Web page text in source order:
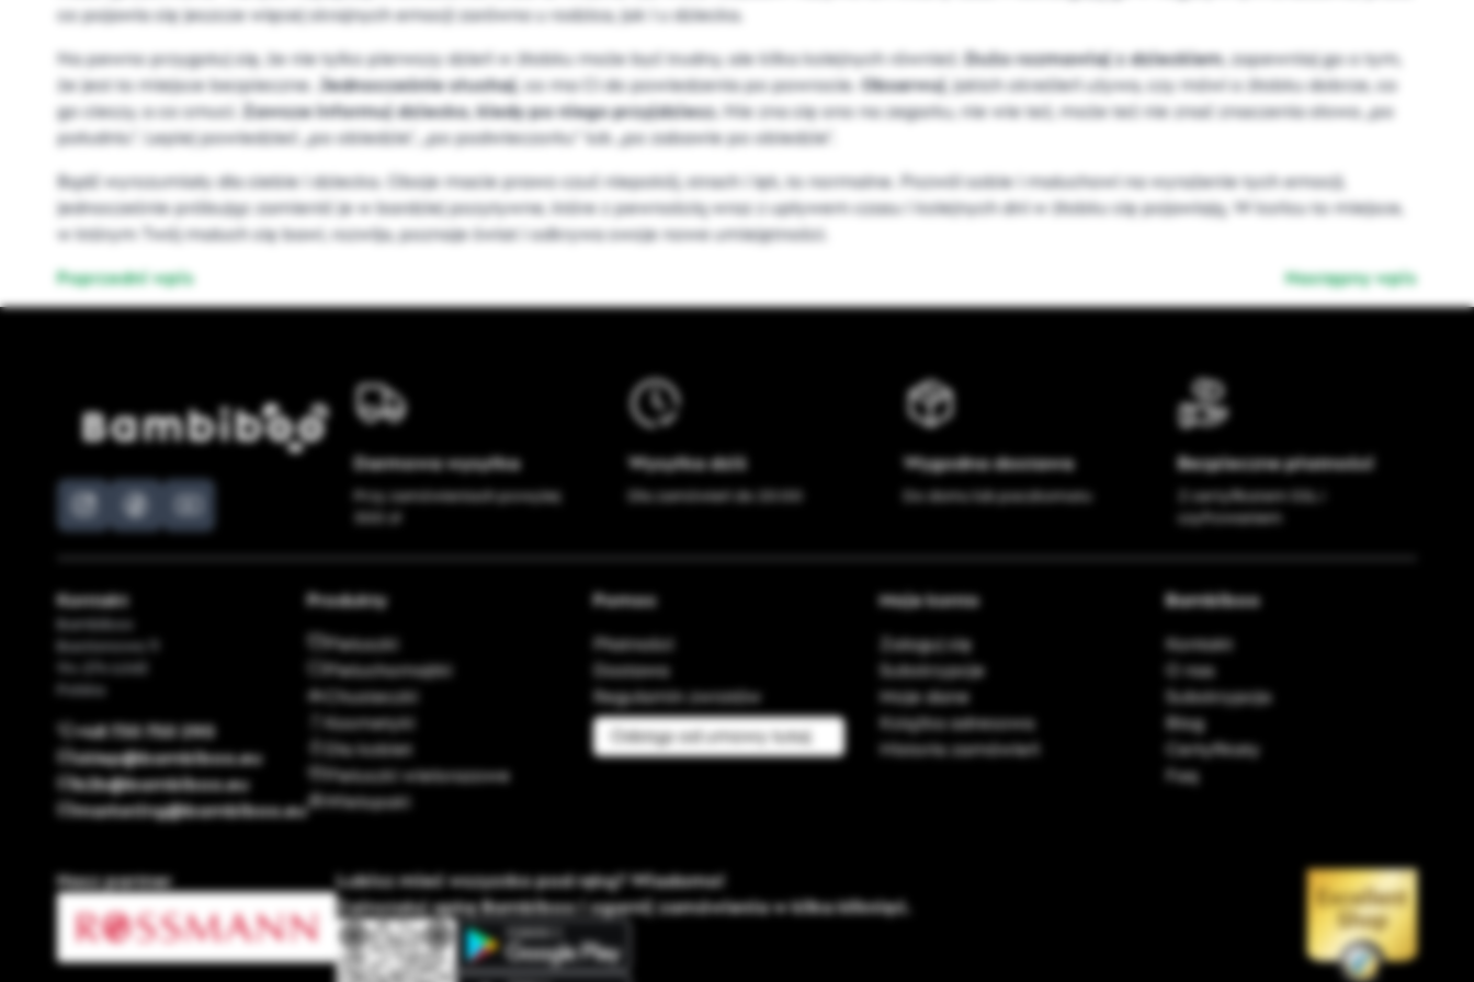
co pojawia się jeszcze więcej skrajnych emocji zarówno u rodzica, jak i u dziecka.
Na pewno przygotuj się, że nie tylko pierwszy dzień w żłobku może być trudny, ale kilka kolejnych również.Dużo rozmawiaj z dzieckiem, zapewniaj go o tym,
że jest to miejsce bezpieczne. Jednocześnie słuchaj, co ma Ci do powiedzenia po powrocie.Obserwuj, jakich określeń używa, czy mówi o żłobku dobrze, co
go cieszy, a co smuci. Zawsze informuj dziecko, kiedy po niego przyjdziesz.Nie zna się ono na zegarku, nie wie też, może też nie znać znaczenia słowa „po
południu”. Lepiej powiedzieć „po obiedzie”, „po podwieczorku” lub „po zabawie po obiedzie”.
Bądź wyrozumiały dla siebie i dziecka. Oboje macie prawo czuć niepokój, strach i lęk, to normalne. Pozwól sobie i maluchowi na wyrażenie tych emocji,
jednocześnie próbując zamienić je w bardziej pozytywne, które z pewnością wraz z upływem czasu i kolejnych dni w żłobku się pojawiają. W końcu to miejsce,
w którym Twój maluch się bawi, rozwija, poznaje świat i odkrywa swoje nowe umiejętności.
Poprzedni wpis
Następny wpis
Darmowa wysyłka
Przy zamówieniach powyżej
300 zł
Wysyłka dziś
Dla zamówień do 20:00
Wygodna dostawa
Do domu lub paczkomatu
Bezpieczne płatności
Z certyfikatem SSL i
szyfrowaniem
Kontakt
Bambiboo
Bastionowa 11
94-274 Łódź
Polska
+48 730 750 290
sklep@bambiboo.eu
b2b@bambiboo.eu
marketing@bambiboo.eu
Produkty
Pieluszki
Pieluchomajtki
Chusteczki
Kosmetyki
Dla kobiet
Pieluszki wielorazowe
Wielopaki
Pomoc
Płatności
Dostawa
Regulamin zwrotów
Odstąp od umowy tutaj
Moje konto
Zaloguj się
Subskrypcje
Moje dane
Książka adresowa
Historia zamówień
Bambiboo
Kontakt
O nas
Subskrypcja
Blog
Certyfikaty
Faq
Nasz partner
Lubisz mieć wszystko pod ręką? Wiadomo!
Zainstaluj apkę Bambiboo i ogarnij zamówienia w kilka kliknięć.